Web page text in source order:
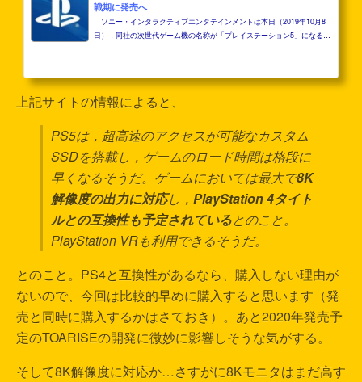
戦期に発売へ
ソニー・インタラクティブエンタテインメントは本日（2019年10月8
日），同社の次世代ゲーム機の名称が「プレイステーション5」になるこ
上記サイトの情報によると、
PS5は，超高速のアクセスが可能なカスタム
SSDを搭載し，ゲームのロード時間は格段に
早くなるそうだ。ゲームにおいては最大で8K
解像度の出力に対応し， PlayStation 4タイト
ルとの互換性も予定されているとのこと。
PlayStation VRも利用できるそうだ。
とのこと。PS4と互換性があるなら、購入しない理由が
ないので、今回は比較的早めに購入すると思います（発
売と同時に購入するかはさておき）。あと2020年発売予
定のTOARISEの開発に微妙に影響しそうな気がする。
そして8K解像度に対応か…さすがに8Kモニタはまだ高す